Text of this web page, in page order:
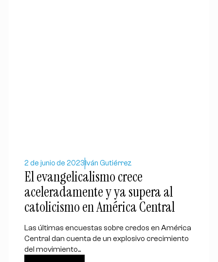
2 de junio de 2023 Iván Gutiérrez
El evangelicalismo crece
aceleradamente y ya supera al
catolicismo en América Central
Las últimas encuestas sobre credos en América
Central dan cuenta de un explosivo crecimiento
del movimiento...